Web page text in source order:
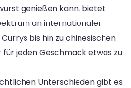
genießen kann, bietet
an internationaler
bis hin zu chinesischen
für jeden Geschmack etwas zu
Unterschieden gibt es